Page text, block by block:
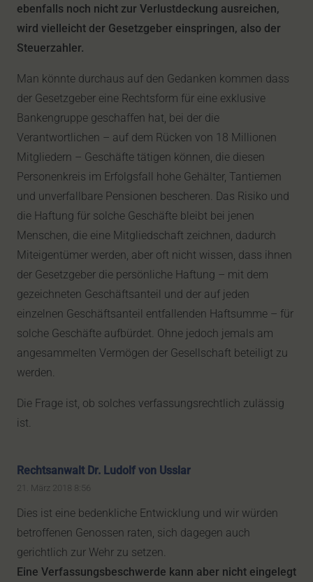
ebenfalls noch nicht zur Verlustdeckung ausreichen,
wird vielleicht der Gesetzgeber einspringen, also der
Steuerzahler.
Man könnte durchaus auf den Gedanken kommen dass
der Gesetzgeber eine Rechtsform für eine exklusive
Bankengruppe geschaffen hat, bei der die
Verantwortlichen – auf dem Rücken von 18 Millionen
Mitgliedern – Geschäfte tätigen können, die diesen
Personenkreis im Erfolgsfall hohe Gehälter, Tantiemen
und unverfallbare Pensionen bescheren. Das Risiko und
die Haftung für solche Geschäfte bleibt bei jenen
Menschen, die eine Mitgliedschaft zeichnen, dadurch
Miteigentümer werden, aber oft nicht wissen, dass ihnen
der Gesetzgeber die persönliche Haftung – mit dem
gezeichneten Geschäftsanteil und der auf jeden
einzelnen Geschäftsanteil entfallenden Haftsumme – für
solche Geschäfte aufbürdet. Ohne jedoch jemals am
angesammelten Vermögen der Gesellschaft beteiligt zu
werden.
Die Frage ist, ob solches verfassungsrechtlich zulässig
ist.
Rechtsanwalt Dr. Ludolf von Usslar
21. März 2018 8:56
Dies ist eine bedenkliche Entwicklung und wir würden
betroffenen Genossen raten, sich dagegen auch
gerichtlich zur Wehr zu setzen.
Eine Verfassungsbeschwerde kann aber nicht eingelegt